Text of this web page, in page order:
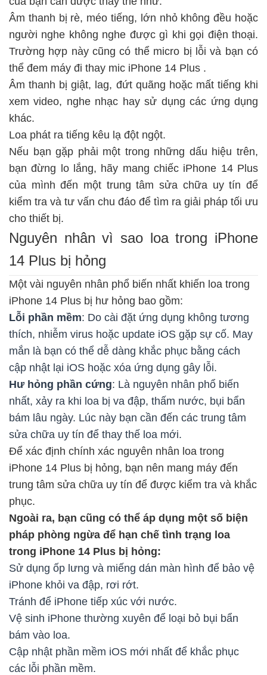
Âm thanh bị rè, méo tiếng, lớn nhỏ không đều hoặc
người nghe không nghe được gì khi gọi điện thoại.
Trường hợp này cũng có thể micro bị lỗi và bạn có
thể đem máy đi thay mic iPhone 14 Plus .
Âm thanh bị giật, lag, đứt quãng hoặc mất tiếng khi
xem video, nghe nhạc hay sử dụng các ứng dụng
khác.
Loa phát ra tiếng kêu lạ đột ngột.
Nếu bạn gặp phải một trong những dấu hiệu trên,
bạn đừng lo lắng, hãy mang chiếc iPhone 14 Plus
của mình đến một trung tâm sửa chữa uy tín để
kiểm tra và tư vấn chu đáo để tìm ra giải pháp tối ưu
cho thiết bị.
Nguyên nhân vì sao loa trong iPhone
14 Plus bị hỏng
Một vài nguyên nhân phổ biến nhất khiến loa trong
iPhone 14 Plus bị hư hỏng bao gồm:
Lỗi phần mềm: Do cài đặt ứng dụng không tương
thích, nhiễm virus hoặc update iOS gặp sự cố. May
mắn là bạn có thể dễ dàng khắc phục bằng cách
cập nhật lại iOS hoặc xóa ứng dụng gây lỗi.
Hư hỏng phần cứng: Là nguyên nhân phổ biến
nhất, xảy ra khi loa bị va đập, thấm nước, bụi bẩn
bám lâu ngày. Lúc này bạn cần đến các trung tâm
sửa chữa uy tín để thay thế loa mới.
Để xác định chính xác nguyên nhân loa trong
iPhone 14 Plus bị hỏng, bạn nên mang máy đến
trung tâm sửa chữa uy tín để được kiểm tra và khắc
phục.
Ngoài ra, bạn cũng có thể áp dụng một số biện
pháp phòng ngừa để hạn chế tình trạng loa
trong iPhone 14 Plus bị hỏng:
Sử dụng ốp lưng và miếng dán màn hình để bảo vệ
iPhone khỏi va đập, rơi rớt.
Tránh để iPhone tiếp xúc với nước.
Vệ sinh iPhone thường xuyên để loại bỏ bụi bẩn
bám vào loa.
Cập nhật phần mềm iOS mới nhất để khắc phục
các lỗi phần mềm.